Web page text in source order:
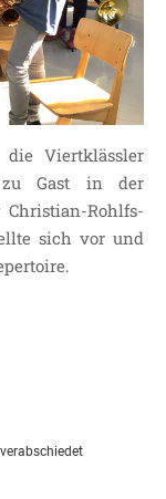
die Viertklässler
zu Gast in der
Christian-Rohlfs-
sich vor und